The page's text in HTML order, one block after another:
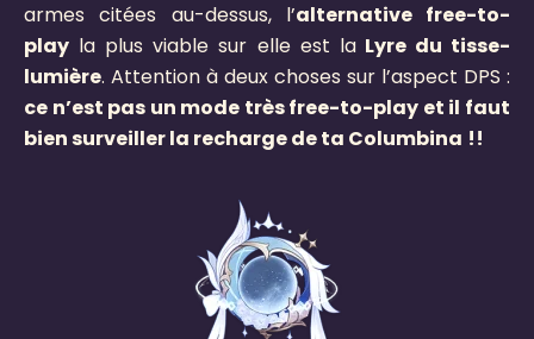
armes citées au-dessus, l’alternative free-to-
play la plus viable sur elle est laLyre du tisse-
lumière. Attention à deux choses sur l’aspect DPS :
ce n’est pas un mode très free-to-play et il faut
bien surveiller la recharge de ta Columbina !!